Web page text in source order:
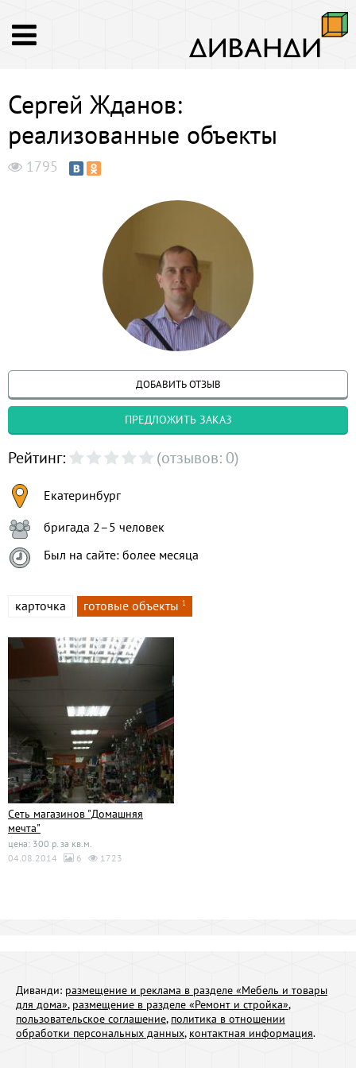
Сергей Жданов:
реализованные объекты
1795
ДОБАВИТЬ ОТЗЫВ
ПРЕДЛОЖИТЬ ЗАКАЗ
Рейтинг: (отзывов: 0)
Екатеринбург
бригада 2–5 человек
Был на сайте: более месяца
карточка готовые объекты 1
Сеть магазинов "Домашняя
мечта"
цена: 300 р. за кв.м.
04.08.2014
6 1723
Диванди: размещение и реклама в разделе «Мебель и товары
для дома», размещение в разделе «Ремонт и стройка»,
пользовательское соглашение, политика в отношении
обработки персональных данных, контактная информация.